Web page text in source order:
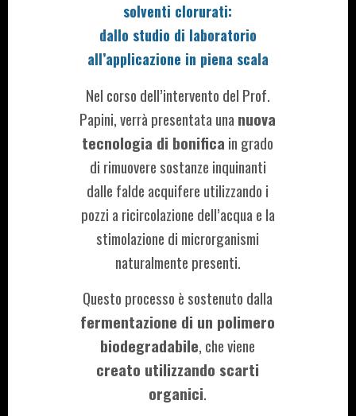
solventi clorurati:
dallo studio di laboratorio
all’applicazione in piena scala
Nel corso dell’intervento del Prof.
Papini, verrà presentata una nuova
tecnologia di bonifica in grado
di rimuovere sostanze inquinanti
dalle falde acquifere utilizzando i
pozzi a ricircolazione dell’acqua e la
stimolazione di microrganismi
naturalmente presenti.
Questo processo è sostenuto dalla
fermentazione di un polimero
biodegradabile, che viene
creato utilizzando scarti
organici.